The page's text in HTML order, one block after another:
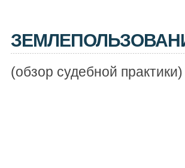
(обзор судебной практики)